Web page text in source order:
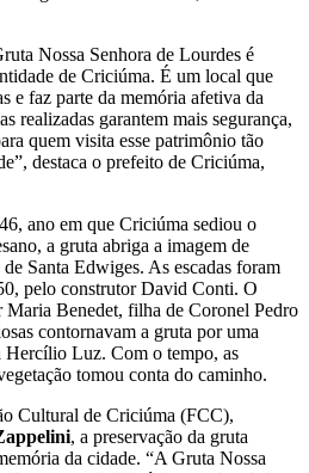
Nossa Senhora de Lourdes é
de Criciúma. É um local que
e faz parte da memória afetiva da
realizadas garantem mais segurança,
quem visita esse patrimônio tão
destaca o prefeito de Criciúma,
ano em que Criciúma sediou o
a gruta abriga a imagem de
Santa Edwiges. As escadas foram
pelo construtor David Conti. O
Benedet, filha de Coronel Pedro
contornavam a gruta por uma
Hercílio Luz. Com o tempo, as
tomou conta do caminho.
Cultural de Criciúma (FCC),
, a preservação da gruta
da cidade. “A Gruta Nossa